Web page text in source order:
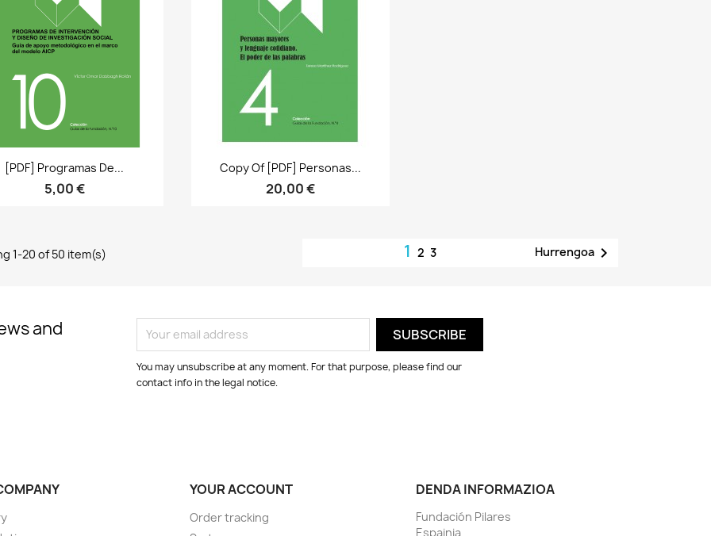
Bista azkarra
[PDF] Programas De...
5,00 €
Bista azkarra
Copy Of [PDF] Personas...
20,00 €
1-20 of 50 item(s) 123 Hurrengoa
and
You may unsubscribe at any moment. For that purpose, please find our
contact info in the legal notice.
YOUR ACCOUNT
Order tracking
DENDA INFORMAZIOA
Fundación Pilares
Espainia